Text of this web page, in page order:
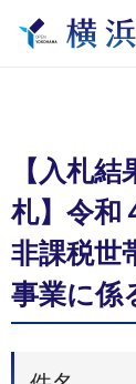
【入札
札】令和
非課税世
事業に係